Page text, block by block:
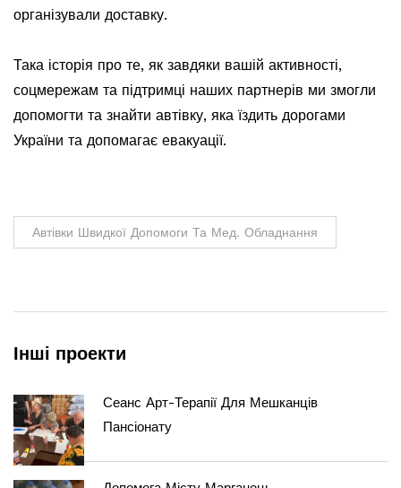
організували доставку.
Така історія про те, як завдяки вашій активності,
соцмережам та підтримці наших партнерів ми змогли
допомогти та знайти автівку, яка їздить дорогами
України та допомагає евакуації.
Автівки Швидкої Допомоги Та Мед. Обладнання
Інші проекти
Сеанс Арт-Терапії Для Мешканців
Пансіонату